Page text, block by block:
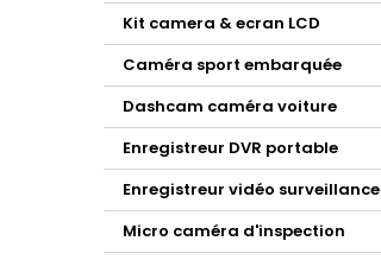
Kit camera & ecran LCD
Caméra sport embarquée
Dashcam caméra voiture
Enregistreur DVR portable
Enregistreur vidéo surveillance
Micro caméra d'inspection